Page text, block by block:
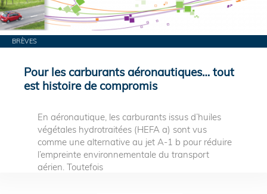
BRÈVES
Pour les carburants aéronautiques… tout
est histoire de compromis
En aéronautique, les carburants issus d’huiles
végétales hydrotraitées (HEFA a) sont vus
comme une alternative au jet A-1 b pour réduire
l’empreinte environnementale du transport
aérien. Toutefois